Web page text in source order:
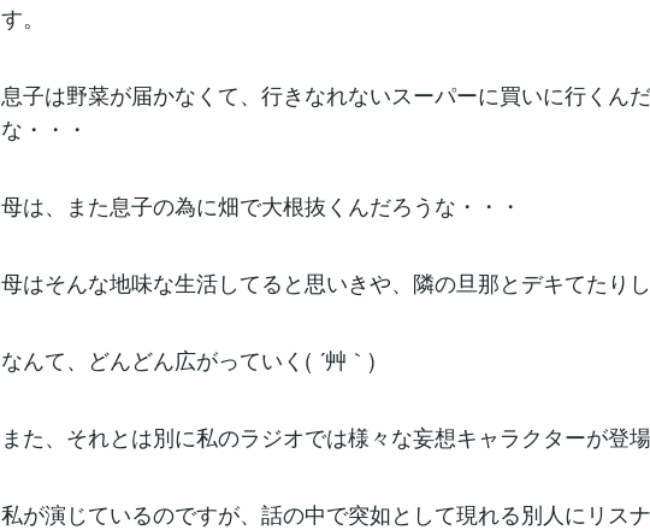
す。
息子は野菜が届かなくて、行きなれないスーパーに買いに行くん
な・・・
母は、また息子の為に畑で大根抜くんだろうな・・・
母はそんな地味な生活してると思いきや、隣の旦那とデキてたり
なんて、どんどん広がっていく( ´艸｀)
また、それとは別に私のラジオでは様々な妄想キャラクターが登
私が演じているのですが、話の中で突如として現れる別人にリス